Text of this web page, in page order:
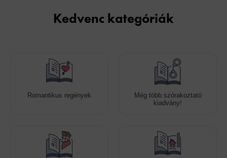
Kedvenc kategóriák
Romantikus regények
Még több szórakoztató
kiadvány!